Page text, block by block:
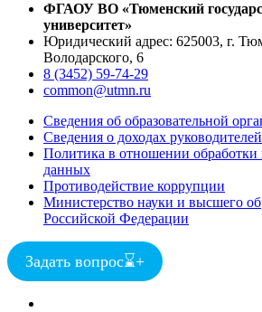
ФГАОУ ВО «Тюменский
университет»
Юридический адрес: 625003, г.
Володарского, 6
8 (3452) 59-74-29
common@utmn.ru
Сведения об образовательной
Сведения о доходах руководителей
Политика в отношении обработки
данных
Противодействие коррупции
Министерство науки и высшего
Российской Федерации
Задать вопрос⌛+